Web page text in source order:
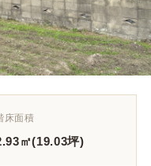
床面積
㎡(19.03坪)